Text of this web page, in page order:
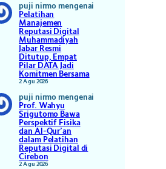
puji nirmomengenai
Pelatihan
Manajemen
Reputasi Digital
Muhammadiyah
Jabar Resmi
Ditutup, Empat
Pilar DATA Jadi
Komitmen Bersama
2 Agu 2026
puji nirmomengenai
Prof. Wahyu
Srigutomo Bawa
Perspektif Fisika
dan Al-Qur’an
dalam Pelatihan
Reputasi Digital di
Cirebon
2 Agu 2026